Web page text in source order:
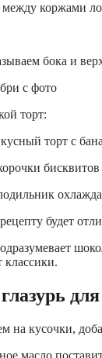
коржами
бока и
торт:
будет
классики.
на кусочки,